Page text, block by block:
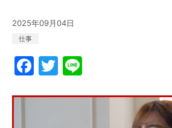
2025年09月04日
仕事
F
a
c
T
w
itte